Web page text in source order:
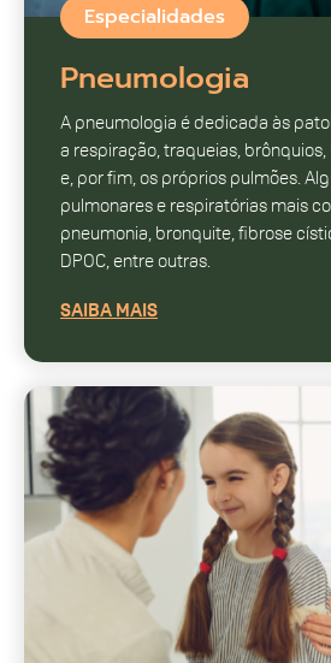
Especialidades
Pneumologia
A pneumologia é dedicada às
a respiração, traqueias,
e, por fim, os próprios pulmões.
pulmonares e respiratórias mais
pneumonia, bronquite, fibrose
DPOC, entre outras.
SAIBA MAIS